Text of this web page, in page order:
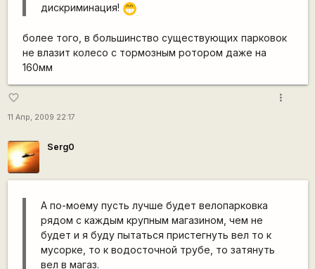
дискриминация! ;D
более того, в большинство существующих парковок
не влазит колесо с тормозным ротором даже на
160мм
favorite_border
11 Апр, 2009 22:17
more_vert
Serg0
А по-моему пусть лучше будет велопарковка
рядом с каждым крупным магазином, чем не
будет и я буду пытаться пристегнуть вел то к
мусорке, то к водосточной трубе, то затянуть
вел в магаз.